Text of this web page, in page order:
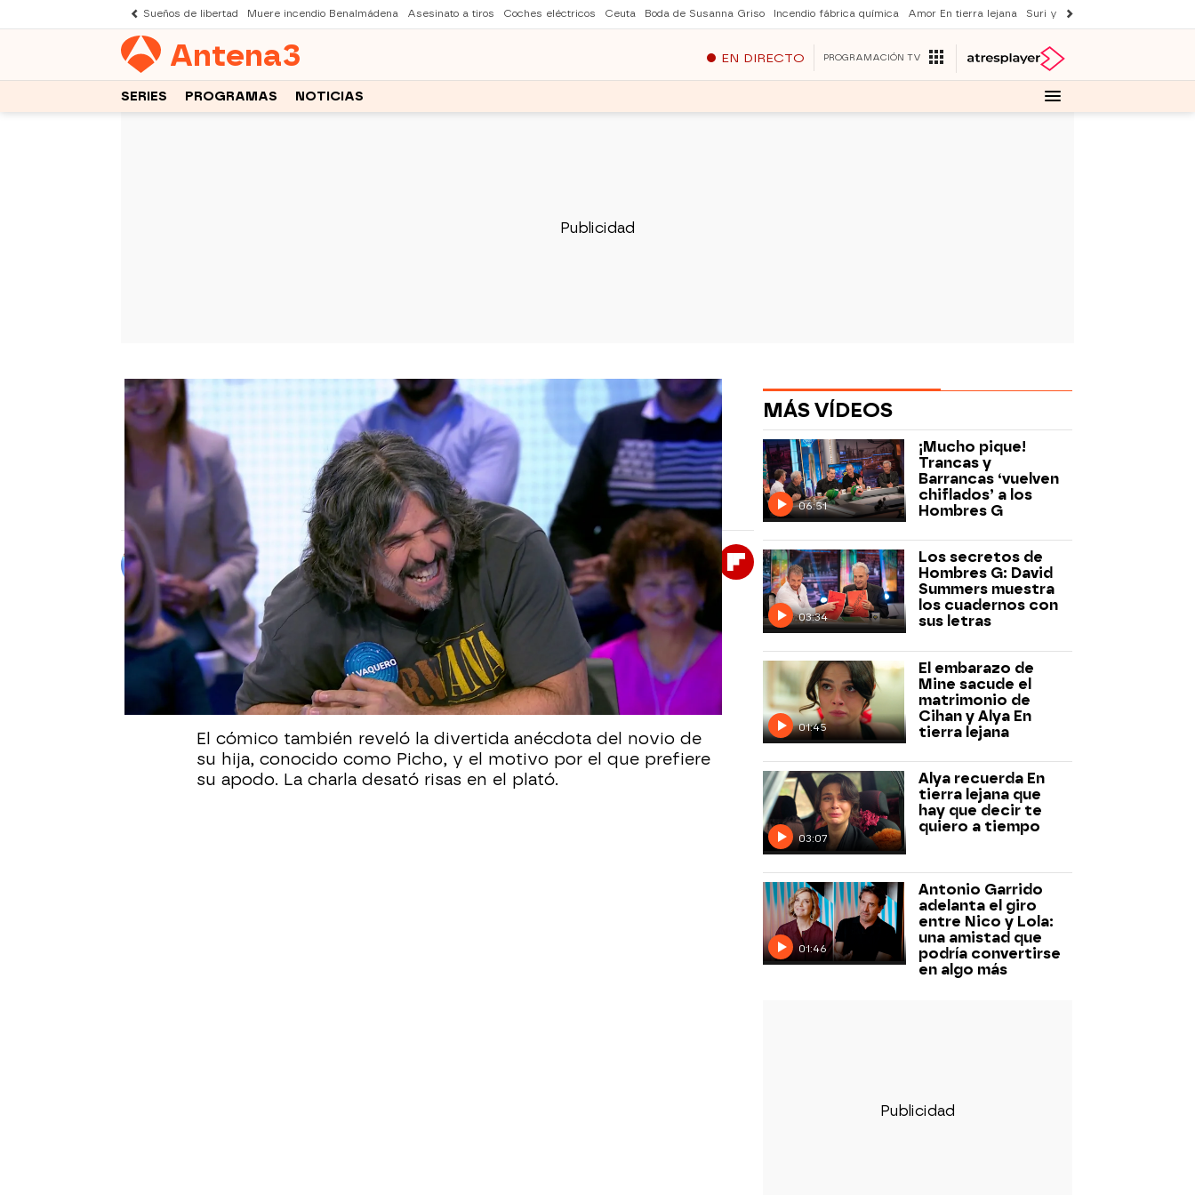
Sueños de libertad Muere incendio Benalmádena Asesinato a tiros Coches eléctricos Ceuta Boda de Susanna Griso Incendio fábrica química Amor En tierra lejana Suri y Tom Cruise
Antena3 EN DIRECTO PROGRAMACIÓN TV
SERIES PROGRAMAS NOTICIAS
PASAPALABRA
La extraña petición de J.J. Vaquero en Pasapalabra: nada
de vocabulario adolescente
El humorista regresa a Pasapalabra con el deseo de escapar del vocabulario adolescente
que le rodea en casa con sus hijas.
Alberto Mendo
Publicado:10 de junio de 2025, 09:00
WhatsappFacebook Flipboard
J.J. Vaquero explicó a Roberto Leal que vuelve feliz a
Pasapalabra
para alejarse, aunque sea un rato, de expresiones
como “bro”, “literal” o “me renta”, habituales entre sus hijas
adolescentes.
El cómico también reveló la divertida anécdota del novio de
su hija, conocido como Picho, y el motivo por el que prefiere
su apodo. La charla desató risas en el plató.
MÁS VÍDEOS
06:51
¡Mucho pique!
Trancas y
Barrancas ‘vuelven
chiflados’ a los
Hombres G
03:34
Los secretos de
Hombres G: David
Summers muestra
los cuadernos con
sus letras
01:45
El embarazo de
Mine sacude el
matrimonio de
Cihan y Alya En
tierra lejana
03:07
Alya recuerda En
tierra lejana que
hay que decir te
quiero a tiempo
01:46
Antonio Garrido
adelanta el giro
entre Nico y Lola:
una amistad que
podría convertirse
en algo más